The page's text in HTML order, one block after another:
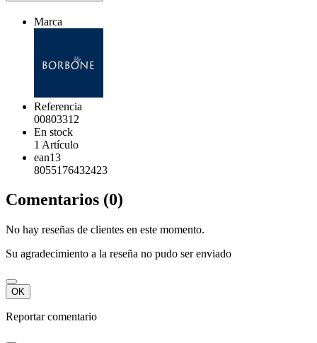
Marca
Referencia
00803312
En stock
1 Artículo
ean13
8055176432423
Comentarios (0)
No hay reseñas de clientes en este momento.
Su agradecimiento a la reseña no pudo ser enviado
OK
Reportar comentario